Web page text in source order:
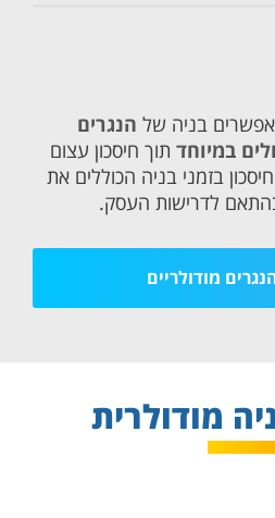
בניה של הנגרים
במיוחד תוך חיסכון עצום
בזמני בניה הכוללים את
לדרישות העסק.
מודולריים
מודולרית